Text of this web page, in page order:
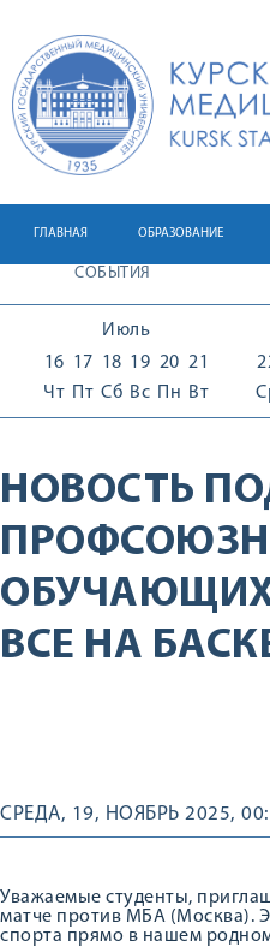
ГЛАВНАЯ ОБРАЗОВАНИЕ
СОБЫТИЯ
Июль
16
Чт
17
Пт
18
Сб
19
Вс
20
Пн
21
Вт
НОВОСТЬ
ВСЕ НА
СРЕДА, 19, НОЯБРЬ 2025,
Уважаемые студенты,
матче против МБА (Москва).
спорта прямо в нашем